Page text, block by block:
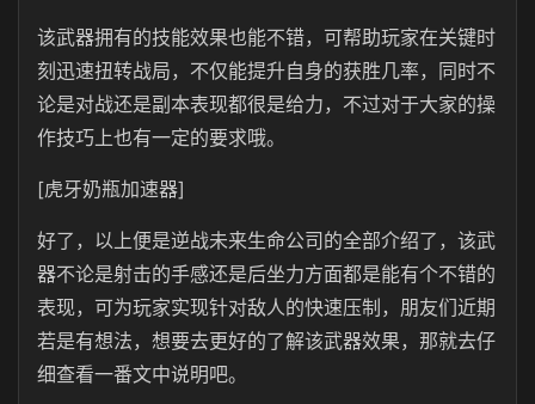
该武器拥有的技能效果也能不错，可帮助玩家在关键时
刻迅速扭转战局，不仅能提升自身的获胜几率，同时不
论是对战还是副本表现都很是给力，不过对于大家的操
作技巧上也有一定的要求哦。
[虎牙奶瓶加速器]
好了，以上便是逆战未来生命公司的全部介绍了，该武
器不论是射击的手感还是后坐力方面都是能有个不错的
表现，可为玩家实现针对敌人的快速压制，朋友们近期
若是有想法，想要去更好的了解该武器效果，那就去仔
细查看一番文中说明吧。